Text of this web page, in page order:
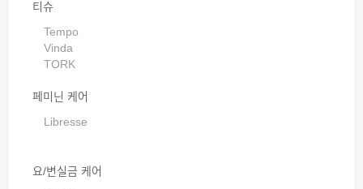
티슈
Tempo
Vinda
TORK
페미닌 케어
Libresse
요/변실금 케어